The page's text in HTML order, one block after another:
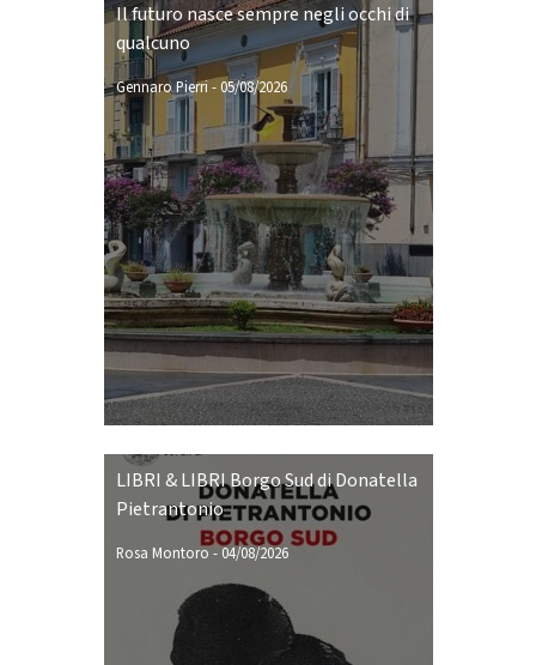
Il futuro nasce sempre negli occhi di
qualcuno
Gennaro Pierri -05/08/2026
LIBRI & LIBRI Borgo Sud di Donatella
Pietrantonio
Rosa Montoro-04/08/2026